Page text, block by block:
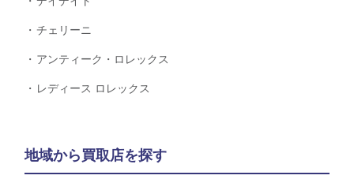
チェリーニ
アンティーク・ロレックス
レディース ロレックス
地域から買取店を探す